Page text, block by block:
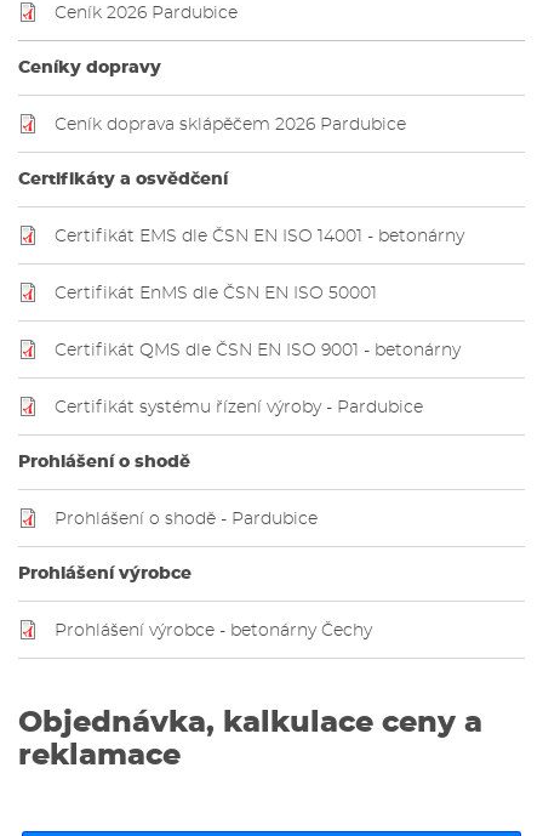
Ceník 2026 Pardubice
Ceníky dopravy
Ceník doprava sklápěčem 2026 Pardubice
Certifikáty a osvědčení
Certifikát EMS dle ČSN EN ISO 14001 - betonárny
Certifikát EnMS dle ČSN EN ISO 50001
Certifikát QMS dle ČSN EN ISO 9001 - betonárny
Certifikát systému řízení výroby - Pardubice
Prohlášení o shodě
Prohlášení o shodě - Pardubice
Prohlášení výrobce
Prohlášení výrobce - betonárny Čechy
Objednávka, kalkulace ceny a
reklamace